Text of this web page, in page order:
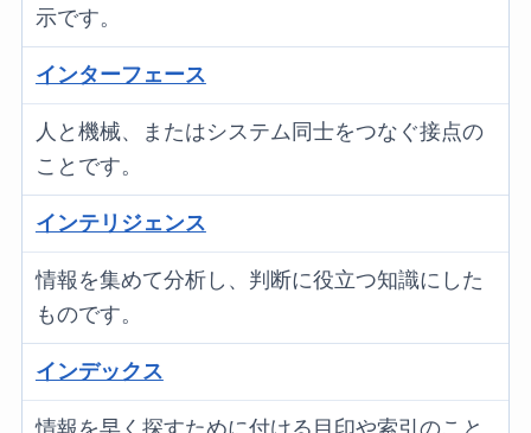
示です。
インターフェース
人と機械、またはシステム同士をつなぐ接点の
ことです。
インテリジェンス
情報を集めて分析し、判断に役立つ知識にした
ものです。
インデックス
情報を早く探すために付ける目印や索引のこと